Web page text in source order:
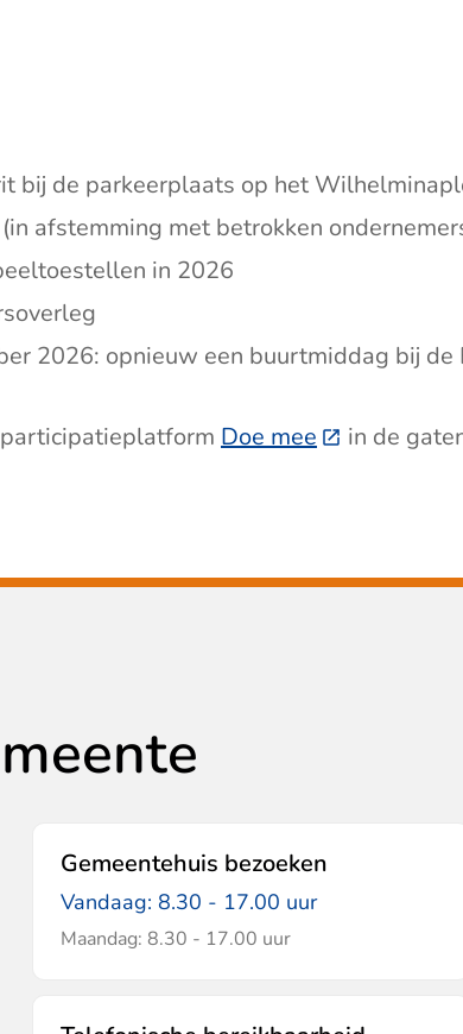
bij de parkeerplaats op het
afstemming met betrokken
in 2026
2026: opnieuw een buurtmiddag bij de
Doe mee (Deze link
in de
Gemeentehuis bezoeken
Vandaag: 8.30 - 17.00 uur
Maandag: 8.30 - 17.00 uur